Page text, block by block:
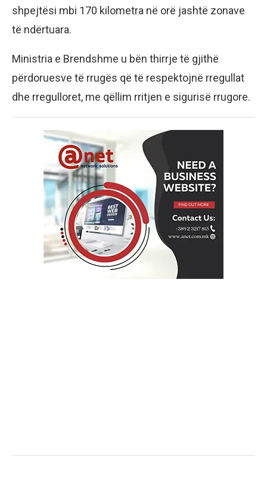
shpejtësi mbi 170 kilometra në orë jashtë zonave
të ndërtuara.
Ministria e Brendshme u bën thirrje të gjithë
përdoruesve të rrugës që të respektojnë rregullat
dhe rregulloret, me qëllim rritjen e sigurisë rrugore.